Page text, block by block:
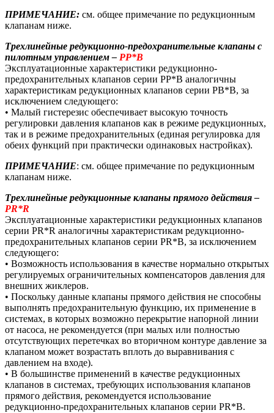
ПРИМЕЧАНИЕ: см. общее примечание по редукционным
клапанам ниже.
Трехлинейные редукционно-предохранительные клапаны с
пилотным управлением – PP*B
Эксплуатационные характеристики редукционно-
предохранительных клапанов серии PP*B аналогичны
характеристикам редукционных клапанов серии PB*B, за
исключением следующего:
• Малый гистерезис обеспечивает высокую точность
регулировки давления клапанов как в режиме редукционных,
так и в режиме предохранительных (единая регулировка для
обеих функций при практически одинаковых настройках).
ПРИМЕЧАНИЕ: см. общее примечание по редукционным
клапанам ниже.
Трехлинейные редукционные клапаны прямого действия –
PR*R
Эксплуатационные характеристики редукционных клапанов
серии PR*R аналогичны характеристикам редукционно-
предохранительных клапанов серии PR*B, за исключением
следующего:
• Возможность использования в качестве нормально открытых
регулируемых ограничительных компенсаторов давления для
внешних жиклеров.
• Поскольку данные клапаны прямого действия не способны
выполнять предохранительную функцию, их применение в
системах, в которых возможно перекрытие напорной линии
от насоса, не рекомендуется (при малых или полностью
отсутствующих перетечках во вторичном контуре давление за
клапаном может возрастать вплоть до выравнивания с
давлением на входе).
• В большинстве применений в качестве редукционных
клапанов в системах, требующих использования клапанов
прямого действия, рекомендуется использование
редукционно-предохранительных клапанов серии PR*B.